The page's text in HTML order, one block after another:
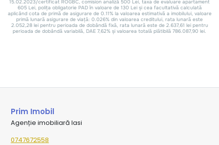
Prim Imobil
Agenție imobiliară Iasi
0747672558